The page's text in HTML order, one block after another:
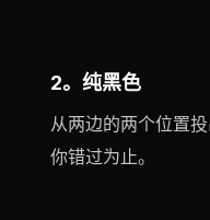
2。纯黑色
从两边的两个位置
你错过为止。